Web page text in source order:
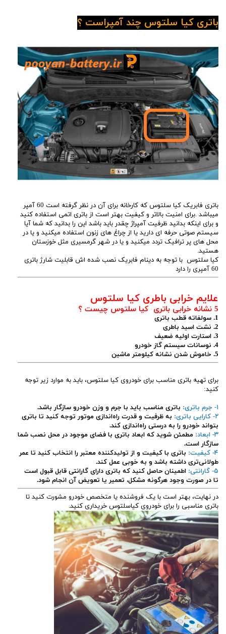
باتری کیا سلتوس چند آمپراست ؟
باتری فابریک کیا سلتوس که کارخانه برای آن در نظر گرفته است 60 آمپر
میباشد .برای امنیت بالاتر و کیفیت بهتر است از باتری اتمی استفاده کنید
و برای اینکه بدانید ظرفیت آمپراژ چقدر باید باشد این را بدانید که شما آیا
سیستم صوتی حرفه ای دارید یا از چراغ های زنون استفاده میکنید و یا در
محل های پر ترافیک تردد میکنید و یا در شهر گرمسیری مثل خوزستان
هستید.
کیا سلتوس با توجه به دینام فابریک نصب شده اش قابلیت شارژ باتری
60 آمپری را دارد
علایم خرابی باطری کیا سلتوس
5 نشانه خرابی باتری کیا سلتوس چیست ؟
1. سولفاته قطب باتری
2. نشت اسید باطری
3. استارت اولیه ضعیف
4. نوسانات سیستم گاز خودرو
5. خاموش شدن نشانه کیلومتر ماشین
برای تهیه باتری مناسب برای خودروی کیا سلتوس، باید به موارد زیر توجه
کنید:
۱- جرم باتری:
باتری مناسب باید با جرم و وزن خودرو سازگار باشد.
۲- کارایی باتری:
به ظرفیت و قدرت راه‌اندازی موتور توجه کنید تا باتری
بتواند خودرو را به درستی راه‌اندازی کند.
۳- ابعاد:
مطمئن شوید که ابعاد باتری با فضای موجود در محل نصب شما
سازگار است.
۴- کیفیت:
باتری با کیفیت و از تولیدکننده معتبر را انتخاب کنید تا عمر
طولانی‌تری داشته باشد و به خوبی عمل کند.
۵- گارانتی:
اطمینان حاصل کنید که باتری دارای گارانتی قابل قبول است
تا در صورت وجود هرگونه مشکل، تعمیر یا تعویض آن انجام شود.
در نهایت، بهتر است با یک فروشنده یا متخصص خودرو مشورت کنید تا
باتری مناسبی را برای خودروی کیاسلتوس خریداری کنید.